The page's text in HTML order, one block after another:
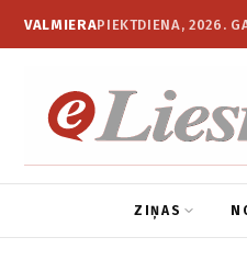
VALMIERAPIEKTDIENA, 2026.
ZIŅAS